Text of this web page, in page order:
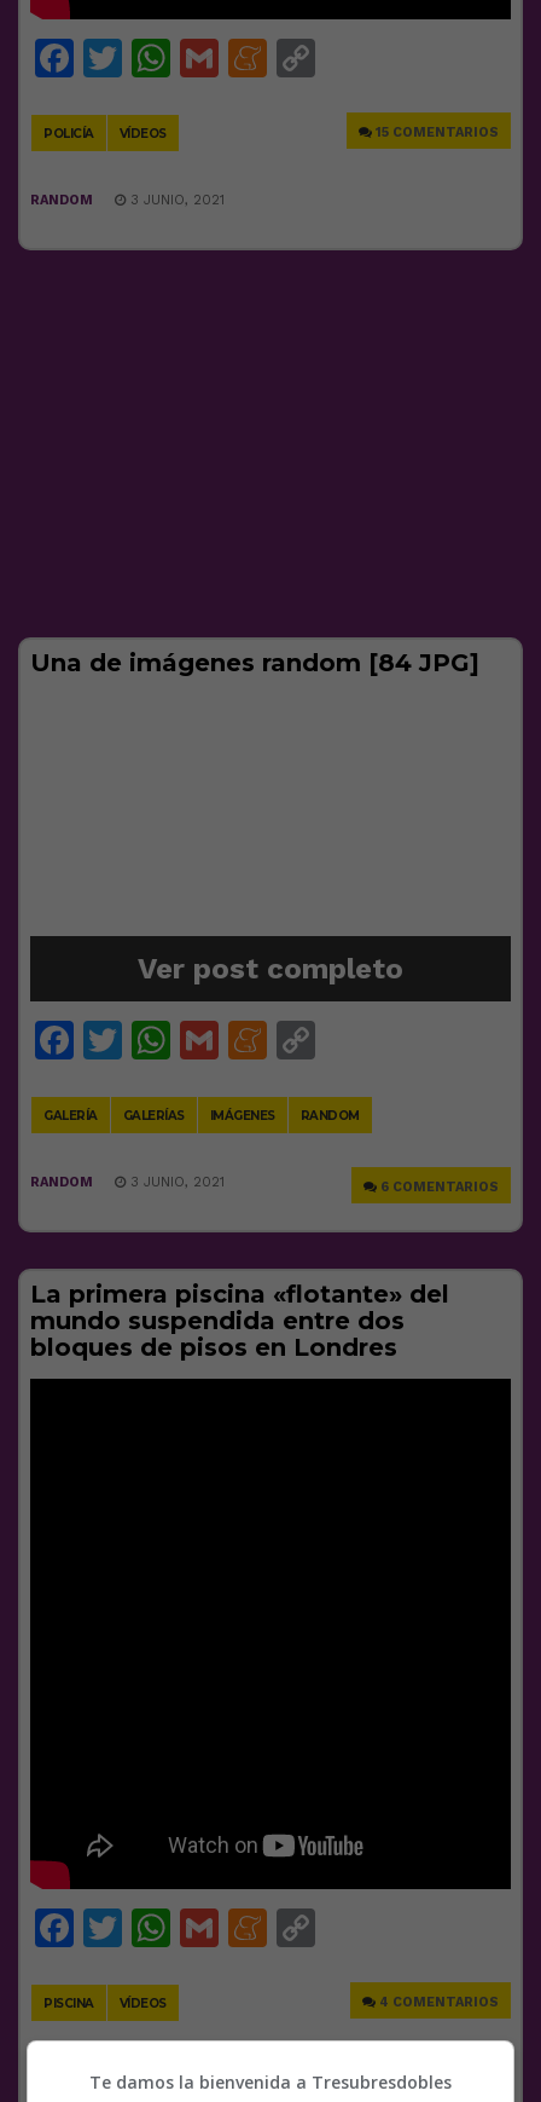
Facebook
Twitter
WhatsApp
GmailMeneame
POLICÍA VÍDEOS 15 COMENTARIOS
RANDOM 3 JUNIO, 2021
Una de imágenes random [84 JPG]
Ver post completo
Facebook
Twitter
WhatsApp
GmailMeneame
GALERÍA GALERÍAS IMÁGENES RANDOM
6 COMENTARIOS
RANDOM 3 JUNIO, 2021
La primera piscina «flotante» del
mundo suspendida entre dos
bloques de pisos en Londres
Facebook
Twitter
WhatsApp
GmailMeneame
PISCINA VÍDEOS 4 COMENTARIOS
Te damos la bienvenida a Tresubresdobles